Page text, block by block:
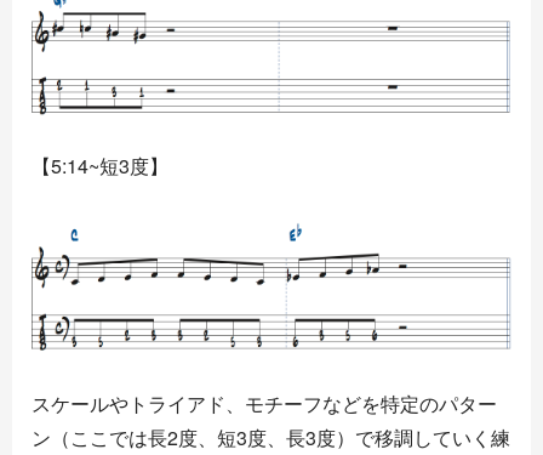
【5:14~短3度】
スケールやトライアド、モチーフなどを特定のパター
ン（ここでは長2度、短3度、長3度）で移調していく練